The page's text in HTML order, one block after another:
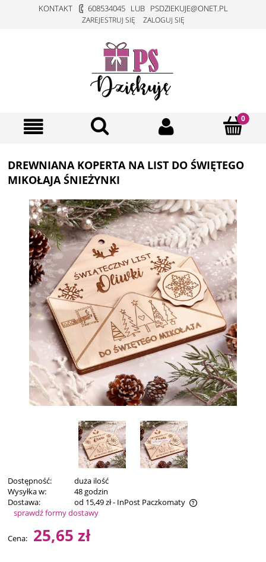
KONTAKT 608534045LUB PSDZIEKUJE@ONET.PL
ZAREJESTRUJ SIĘ ZALOGUJ SIĘ
DREWNIANA KOPERTA NA LIST DO ŚWIĘTEGO
MIKOŁAJA ŚNIEŻYNKI
Dostępność:
duża ilość
Wysyłka w:
48 godzin
Dostawa:
od 15,49 zł- InPost Paczkomaty
Cena nie zawiera ewentualnych kosztów płatności
sprawdź formy dostawy
Cena: 25,65 zł